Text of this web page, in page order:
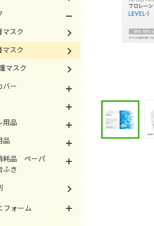
マスク
マスク
マスク
バー
用品
品
耗品 ペーパ
ふき
フォーム